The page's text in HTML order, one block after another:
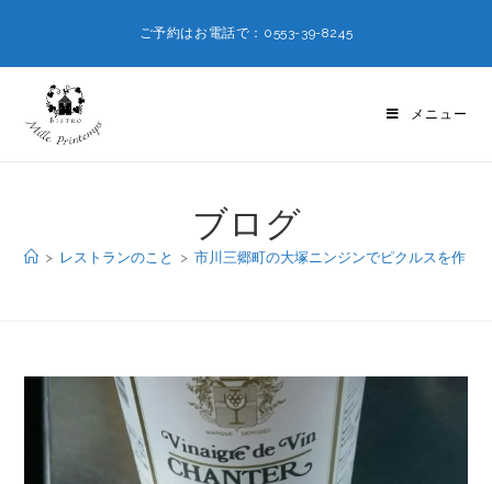
ご予約はお電話で：0553-39-8245
メニュー
ブログ
> レストランのこと > 市川三郷町の大塚ニンジンでピクルスを作り